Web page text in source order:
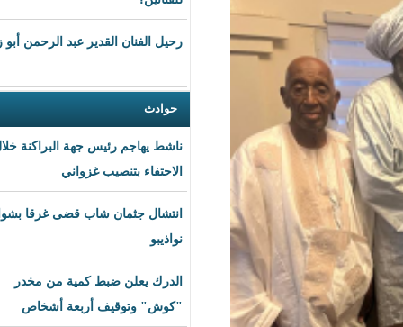
رحيل الفنان القدير عبد الرحمن أبو زهرة
حوادث
ناشط يهاجم رئيس جهة البراكنة خلال
الاحتفاء بتنصيب غزواني
انتشال جثمان شاب قضى غرقا بشواطئ
الدرك يعلن ضبط كمية من مخدر
"كوش" وتوقيف أربعة أشخاص